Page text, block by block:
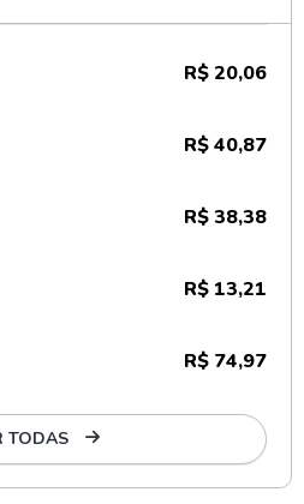
R$ 20,06
R$ 40,87
R$ 38,38
R$ 13,21
R$ 74,97
TODAS